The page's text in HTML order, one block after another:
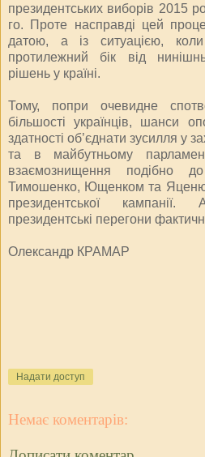
президентських виборів 2015
го. Проте насправді цей
датою, а із ситуацією,
протилежний бік від
рішень у країні.
Тому, попри очевидне
більшості українців, шанси
здатності об’єднати зусилля у
та в майбутньому
взаємознищення подіб­но
Тимошенко, Ющенком та
президентської
президентські перегони
Олександр КРАМАР
Надати доступ
Немає коментарів: